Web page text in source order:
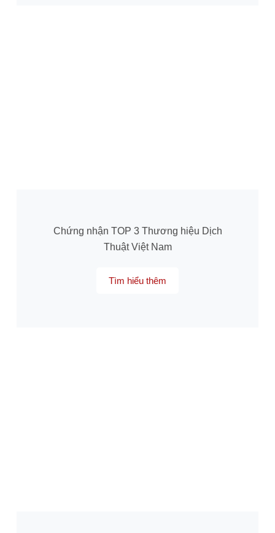
Chứng nhận TOP 3 Thương hiệu Dịch
Thuật Việt Nam
Tìm hiểu thêm